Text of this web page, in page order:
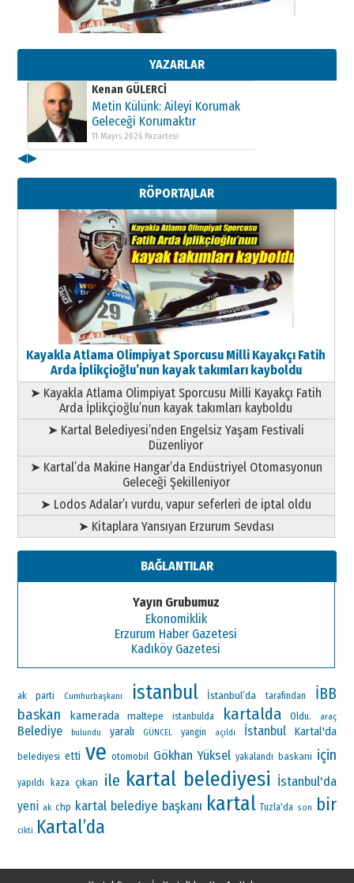
YAZARLAR
Kenan GÜLERCİ
11 Mayıs 2026 Pazartesi
Kenan GÜLERCİ
Metin Külünk: Aileyi Korumak
Geleceği Korumaktır
◀▶
RÖPORTAJLAR
Kayakla Atlama Olimpiyat Sporcusu Milli Kayakçı Fatih
Arda İplikçioğlu’nun kayak takımları kayboldu
➤ Kayakla Atlama Olimpiyat Sporcusu Milli Kayakçı Fatih
Arda İplikçioğlu’nun kayak takımları kayboldu
➤ Kartal Belediyesi’nden Engelsiz Yaşam Festivali
Düzenliyor
➤ Kartal’da Makine Hangar’da Endüstriyel Otomasyonun
Geleceği Şekilleniyor
➤ Lodos Adalar’ı vurdu, vapur seferleri de iptal oldu
➤ Kitaplara Yansıyan Erzurum Sevdası
BAĞLANTILAR
Yayın Grubumuz
Ekonomiklik
Erzurum Haber Gazetesi
Kadıköy Gazetesi
ak parti Cumhurbaşkanı istanbul İstanbul’da tarafından İBB
baskan kamerada maltepe istanbulda kartalda Oldu. araç
Belediye bulundu yaralı GÜNCEL yangin açıldı İstanbul Kartal'da
belediyesi etti ve otomobil Gökhan Yüksel yakalandı baskani için
yapıldı kaza çıkan ile kartal belediyesi İstanbul'da
yeni ak chp kartal belediye başkanı kartal Tuzla'da son bir
cikti Kartal’da